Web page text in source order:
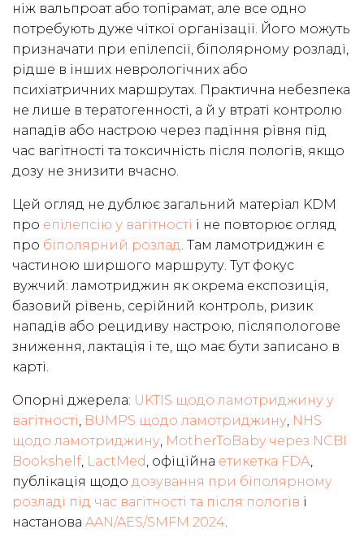
ніж вальпроат або топірамат, але все одно
потребують дуже чіткої організації. Його можуть
призначати при епілепсії, біполярному розладі,
рідше в інших неврологічних або
психіатричних маршрутах. Практична небезпека
не лише в тератогенності, а й у втраті контролю
нападів або настрою через падіння рівня під
час вагітності та токсичність після пологів, якщо
дозу не знизити вчасно.
Цей огляд не дублює загальний матеріал KDM
про епілепсію у вагітності і не повторює огляд
про біполярний розлад. Там ламотриджин є
частиною ширшого маршруту. Тут фокус
вужчий: ламотриджин як окрема експозиція,
базовий рівень, серійний контроль, ризик
нападів або рецидиву настрою, післяпологове
зниження, лактація і те, що має бути записано в
карті.
Опорні джерела: UKTIS щодо ламотриджину у
вагітності, BUMPS щодо ламотриджину, NHS
щодо ламотриджину, MotherToBaby через NCBI
Bookshelf, LactMed, офіційна етикетка FDA,
публікація щодо дозування при біполярному
розладі під час вагітності та після пологів і
настанова AAN/AES/SMFM 2024.